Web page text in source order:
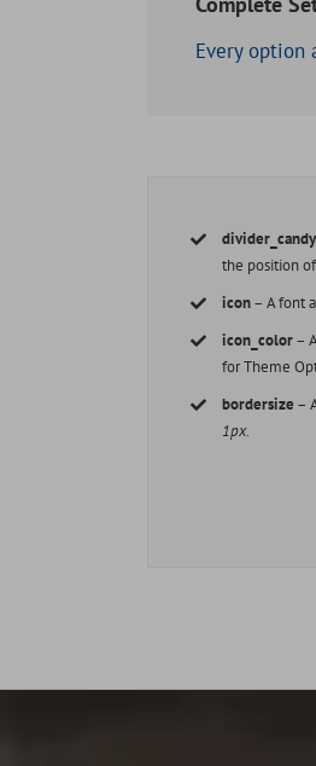
Every
divider_candy
the position
icon– A font
icon_color–
for Theme
bordersize –
1px.